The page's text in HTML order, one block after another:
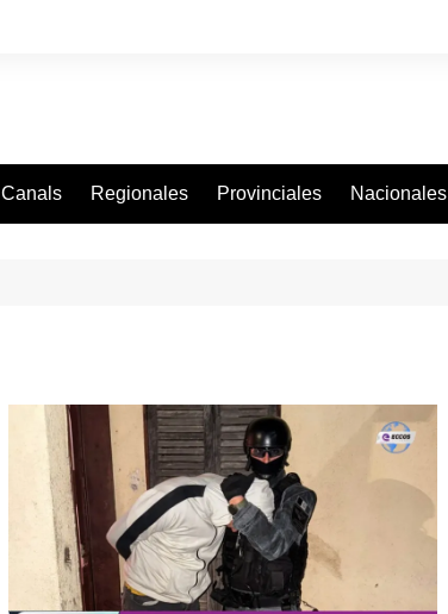
Canals Regionales Provinciales Nacionales